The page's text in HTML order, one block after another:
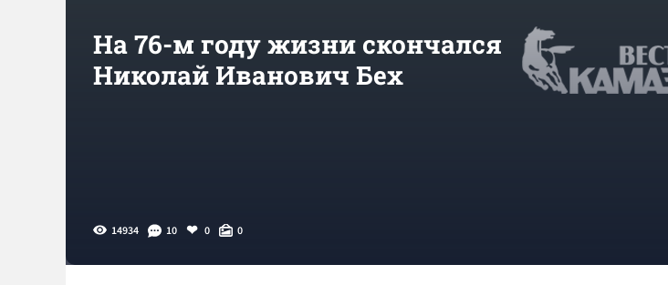
На 76-м году жизни скончался
Николай Иванович Бех
14934 10 0 0